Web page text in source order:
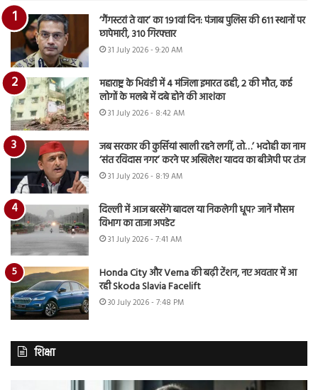
‘गैंगस्टरां ते वार’ का 191वां दिन: पंजाब पुलिस की 611 स्थानों पर
छापेमारी, 310 गिरफ्तार
31 July 2026 - 9:20 AM
महाराष्ट्र के भिवंडी में 4 मंजिला इमारत ढही, 2 की मौत, कई
लोगों के मलबे में दबे होने की आशंका
31 July 2026 - 8:42 AM
जब सरकार की कुर्सियां खाली रहने लगीं, तो…’ भदोही का नाम
‘संत रविदास नगर’ करने पर अखिलेश यादव का बीजेपी पर तंज
31 July 2026 - 8:19 AM
दिल्ली में आज बरसेंगे बादल या निकलेगी धूप? जानें मौसम
विभाग का ताजा अपडेट
31 July 2026 - 7:41 AM
Honda City और Verna की बढ़ी टेंशन, नए अवतार में आ
रही Skoda Slavia Facelift
30 July 2026 - 7:48 PM
शिक्षा